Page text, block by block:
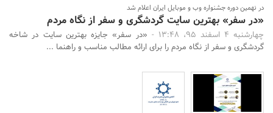
در نهمین دوره جشنواره وب و موبایل ایران اعلام شد
«در سفر» بهترین سایت گردشگری و سفر از نگاه مردم
چهارشنبه 4 اسفند 95، 13:48 -
«در سفر» جایزه بهترین سایت در شاخه
گردشگری و سفر از نگاه مردم را برای ارائه مطالب مناسب و راهنما ...